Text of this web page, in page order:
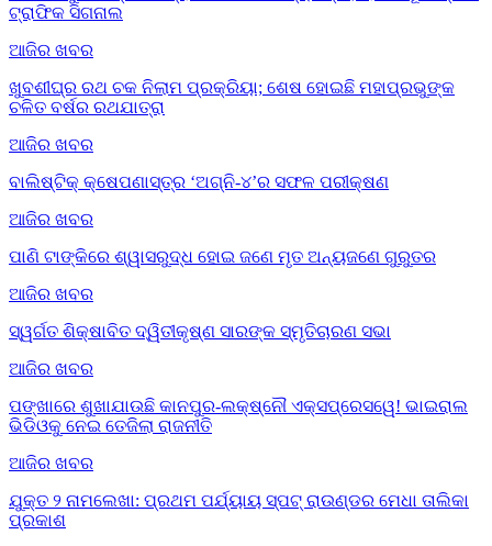
ଟ୍ରାଫିକ ସିଗନାଲ
ଆଜିର ଖବର
ଖୁବଶୀଘ୍ର ରଥ ଚକ ନିଲାମ ପ୍ରକ୍ରିୟା; ଶେଷ ହୋଇଛି ମହାପ୍ରଭୁଙ୍କ
ଚଳିତ ବର୍ଷର ରଥଯାତ୍ରା
ଆଜିର ଖବର
ବାଲିଷ୍ଟିକ୍ କ୍ଷେପଣାସ୍ତ୍ର ‘ଅଗ୍ନି-୪’ର ସଫଳ ପରୀକ୍ଷଣ
ଆଜିର ଖବର
ପାଣି ଟାଙ୍କିରେ ଶ୍ୱାସରୁଦ୍ଧ ହୋଇ ଜଣେ ମୃତ ଅନ୍ୟଜଣେ ଗୁରୁତର
ଆଜିର ଖବର
ସ୍ୱର୍ଗତ ଶିକ୍ଷାବିତ ଦ୍ୱିତୀକୃଷ୍ଣ ସାରଙ୍କ ସ୍ମୃତିଚାରଣ ସଭା
ଆଜିର ଖବର
ପଙ୍ଖାରେ ଶୁଖାଯାଉଛି କାନପୁର-ଲକ୍ଷ୍ନୌ ଏକ୍ସପ୍ରେସୱେ! ଭାଇରାଲ
ଭିଡିଓକୁ ନେଇ ତେଜିଲା ରାଜନୀତି
ଆଜିର ଖବର
ଯୁକ୍ତ ୨ ନାମଲେଖା: ପ୍ରଥମ ପର୍ଯ୍ୟାୟ ସ୍ପଟ୍ ରାଉଣ୍ଡର ମେଧା ତାଲିକା
ପ୍ରକାଶ